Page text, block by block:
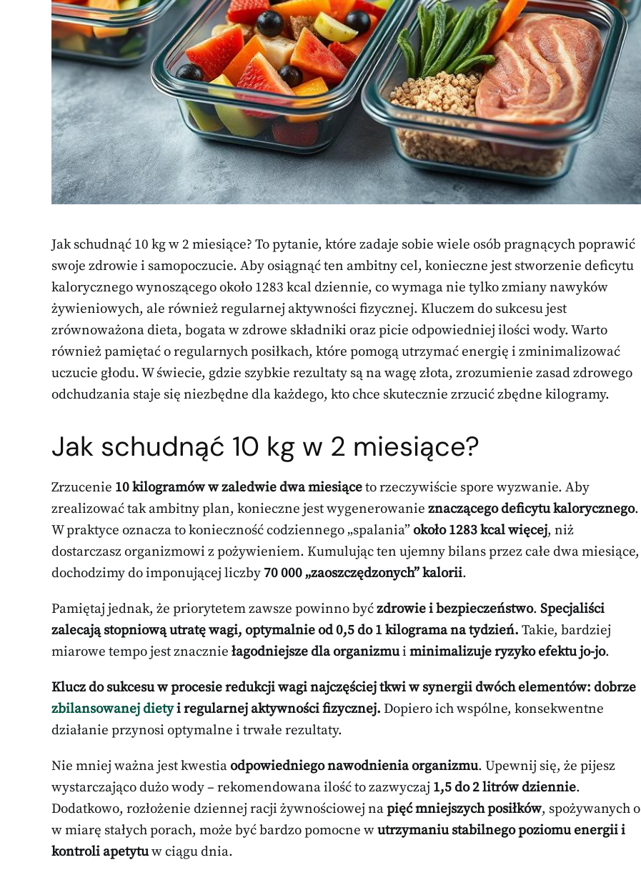
Jak schudnąć 10 kg w 2 miesiące? To pytanie, które zadaje sobie wiele osób pragnących poprawić
swoje zdrowie i samopoczucie. Aby osiągnąć ten ambitny cel, konieczne jest stworzenie deficytu
kalorycznego wynoszącego około 1283 kcal dziennie, co wymaga nie tylko zmiany nawyków
żywieniowych, ale również regularnej aktywności fizycznej. Kluczem do sukcesu jest
zrównoważona dieta, bogata w zdrowe składniki oraz picie odpowiedniej ilości wody. Warto
również pamiętać o regularnych posiłkach, które pomogą utrzymać energię i zminimalizować
uczucie głodu. W świecie, gdzie szybkie rezultaty są na wagę złota, zrozumienie zasad zdrowego
odchudzania staje się niezbędne dla każdego, kto chce skutecznie zrzucić zbędne kilogramy.
Jak schudnąć 10 kg w 2 miesiące?
Zrzucenie 10 kilogramów w zaledwie dwa miesiąceto rzeczywiście spore wyzwanie. Aby
zrealizować tak ambitny plan, konieczne jest wygenerowanie znaczącego deficytu kalorycznego.
W praktyce oznacza to konieczność codziennego „spalania”około 1283 kcal więcej, niż
dostarczasz organizmowi z pożywieniem. Kumulując ten ujemny bilans przez całe dwa miesiące,
dochodzimy do imponującej liczby 70 000 „zaoszczędzonych” kalorii.
Pamiętaj jednak, że priorytetem zawsze powinno byćzdrowie i bezpieczeństwo. Specjaliści
zalecają stopniową utratę wagi, optymalnie od 0,5 do 1 kilograma na tydzień. Takie, bardziej
miarowe tempo jest znacznie łagodniejsze dla organizmui minimalizuje ryzyko efektu jo-jo.
Klucz do sukcesu w procesie redukcji wagi najczęściej tkwi w synergii dwóch elementów: dobrze
zbilansowanej dietyi regularnej aktywności fizycznej. Dopiero ich wspólne, konsekwentne
działanie przynosi optymalne i trwałe rezultaty.
Nie mniej ważna jest kwestiaodpowiedniego nawodnienia organizmu. Upewnij się, że pijesz
wystarczająco dużo wody – rekomendowana ilość to zazwyczaj 1,5 do 2 litrów dziennie.
Dodatkowo, rozłożenie dziennej racji żywnościowej napięć mniejszych posiłków, spożywanych o
w miarę stałych porach, może być bardzo pomocne wutrzymaniu stabilnego poziomu energii i
kontroli apetytuw ciągu dnia.